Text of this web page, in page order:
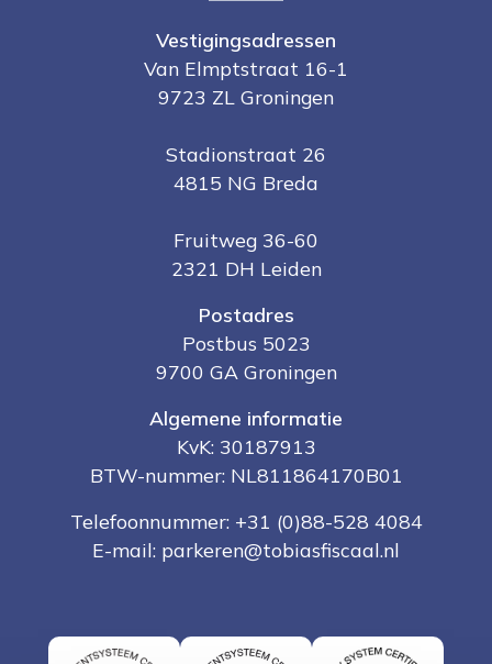
Vestigingsadressen
Van Elmptstraat 16-1
9723 ZL Groningen
Stadionstraat 26
4815 NG Breda
Fruitweg 36-60
2321 DH Leiden
Postadres
Postbus 5023
9700 GA Groningen
Algemene informatie
KvK: 30187913
BTW-nummer: NL811864170B01
Telefoonnummer: +31 (0)88-528 4084
E-mail: parkeren@tobiasfiscaal.nl